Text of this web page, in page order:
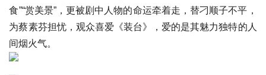
食”“赏美景”，更被剧中人物的命运牵着走，替刁顺子不平，
为蔡素芬担忧，观众喜爱《装台》，爱的是其魅力独特的人
间烟火气。